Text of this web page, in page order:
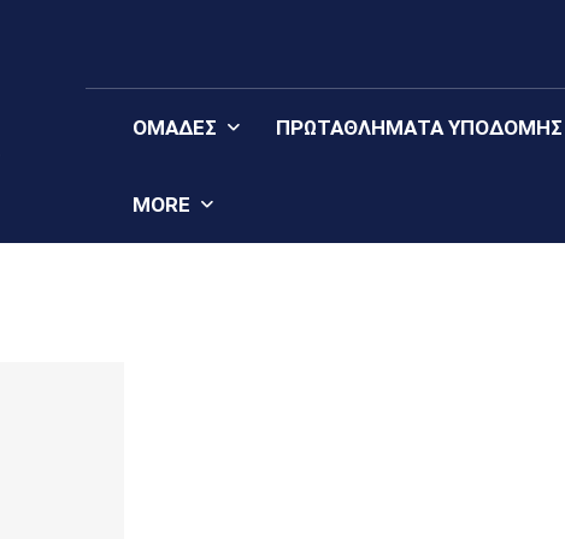
ΟΜΆΔΕΣ ΠΡΩΤΑΘΛΉΜΑΤΑ YΠΟΔΟΜΉΣ
MORE